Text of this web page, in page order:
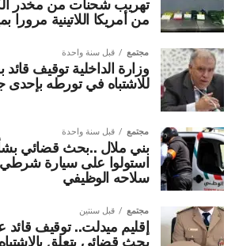
من أمريكا اللاتينية مرورا
مجتمع قبل سنة واحدة
وزارة الداخلية توقيف
للاشتباه في تورطه بإحدى
مجتمع قبل سنة واحدة
استولوا على سيارة شرطي
سلاحه الوظيفي
مجتمع قبل سنتين
إقليم ميدلت.. توقيف قائد
بحث قضائي يتعلق